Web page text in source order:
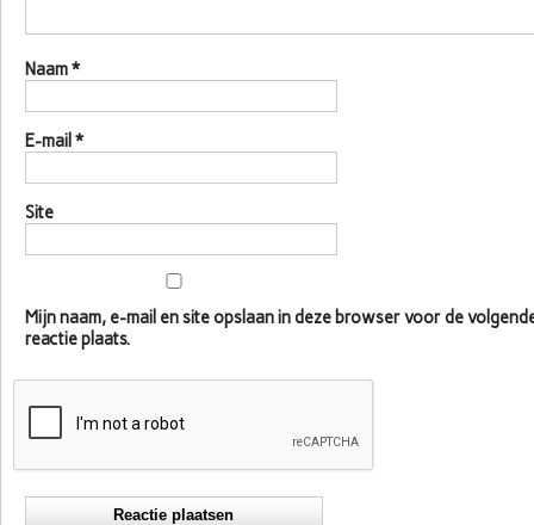
Naam*
E-mail *
Site
Mijn naam, e-mail en site opslaan in deze browser voor de
reactie plaats.